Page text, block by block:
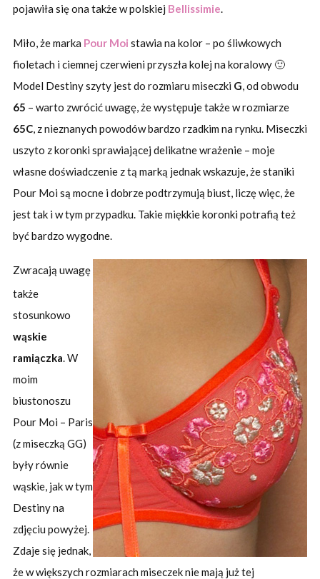
pojawiła się ona także w polskiej Bellissimie.
Miło, że marka Pour Moi stawia na kolor – po śliwkowych
fioletach i ciemnej czerwieni przyszła kolej na koralowy 🙂
Model Destiny szyty jest do rozmiaru miseczki G, od obwodu
65 – warto zwrócić uwagę, że występuje także w rozmiarze
65C, z nieznanych powodów bardzo rzadkim na rynku. Miseczki
uszyto z koronki sprawiającej delikatne wrażenie – moje
własne doświadczenie z tą marką jednak wskazuje, że staniki
Pour Moi są mocne i dobrze podtrzymują biust, liczę więc, że
jest tak i w tym przypadku. Takie miękkie koronki potrafią też
być bardzo wygodne.
Zwracają uwagę
także
stosunkowo
wąskie
ramiączka. W
moim
biustonoszu
Pour Moi – Paris
(z miseczką GG)
były równie
wąskie, jak w tym
Destiny na
zdjęciu powyżej.
Zdaje się jednak,
że w większych rozmiarach miseczek nie mają już tej